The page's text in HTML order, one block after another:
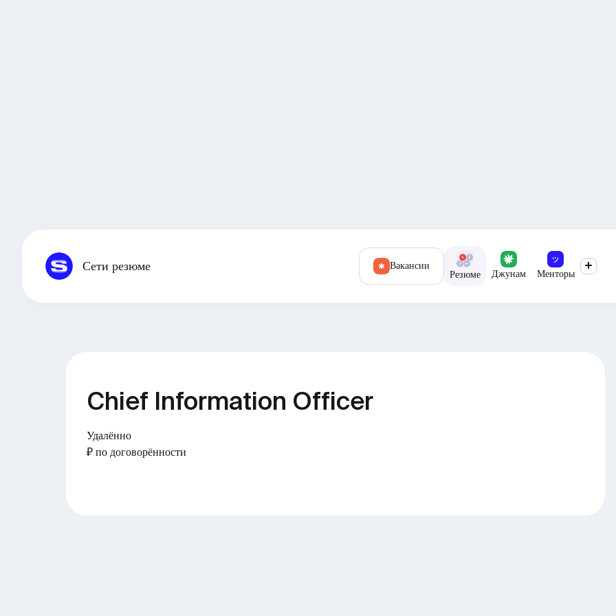
Сети резюме
Вакансии
Резюме
Джунам Менторы
Chief Information Officer
Удалённо
₽ по договорённости